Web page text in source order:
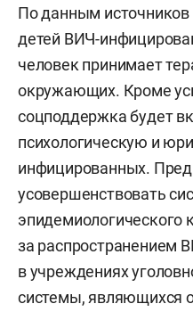
По данным источников
детей ВИЧ-
человек принимает
окружающих. Кроме
соцподдержка будет
психологическую и
инфицированных.
усовершенствовать
эпидемиологического
за распространением
в учреждениях
системы, являющихся